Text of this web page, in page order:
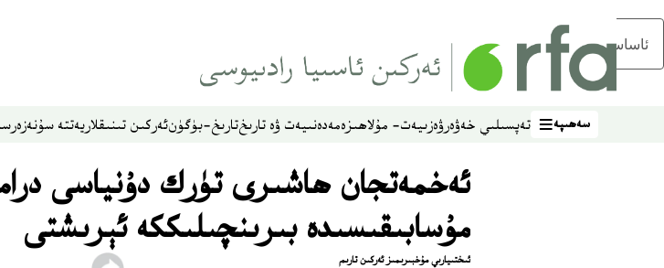
ئاساسلىق مەزمۇنغا ئاتلاڭ
سەھىپە
سەھىپە تەپسىلىي خەۋەرۋەزىيەت- مۇلاھىزەمەدەنىيەت ۋە تارىختارىخ-بۈگۈنئەركىن تىنىقلاريەتتە سۇنەزەر
ئەخمەتجان ھاشىرى تۈرك دۇنياسى
مۇسابىقىسىدە بىرىنچىلىككە ئېرىشتى
ئىختىيارىي مۇخبىرىمىز ئەركىن تارىم